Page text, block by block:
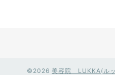
©2026 美容院 LUKKA(ルッ